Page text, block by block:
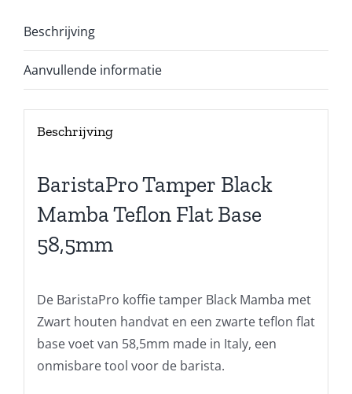
Beschrijving
Aanvullende informatie
Beschrijving
BaristaPro Tamper Black
Mamba Teflon Flat Base
58,5mm
De BaristaPro koffie tamper Black Mamba met
Zwart houten handvat en een zwarte teflon flat
base voet van 58,5mm made in Italy, een
onmisbare tool voor de barista.